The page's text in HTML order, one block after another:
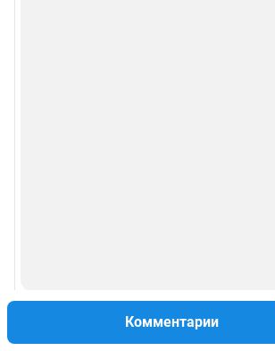
Комментарии